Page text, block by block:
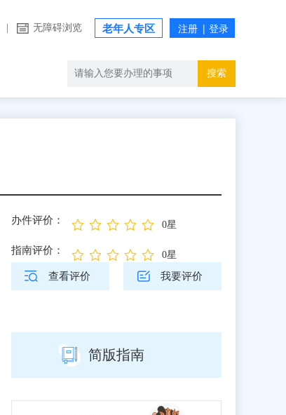
无障碍浏览 老年人专区
搜索
办件评价： 0星
指南评价： 0星
查看评价 我要评价
简版指南